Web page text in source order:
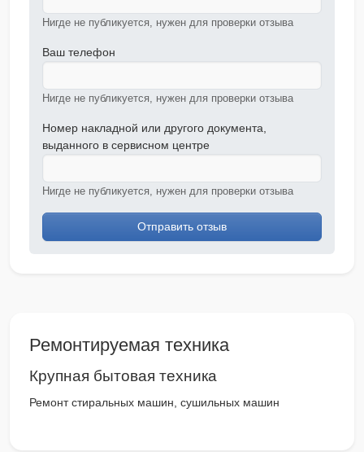
Нигде не публикуется, нужен для проверки отзыва
Ваш телефон
Нигде не публикуется, нужен для проверки отзыва
Номер накладной или другого документа,
выданного в сервисном центре
Нигде не публикуется, нужен для проверки отзыва
Отправить отзыв
Ремонтируемая техника
Крупная бытовая техника
Ремонт стиральных машин, сушильных машин